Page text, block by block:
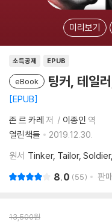
미리보기
소득공제 EPUB
eBook 팅커, 테일
EPUB
존 르 카레 저 이종인 역
열린책들
2019.12.30.
원서 Tinker, Tailor,
8.0 55 판
13,500원